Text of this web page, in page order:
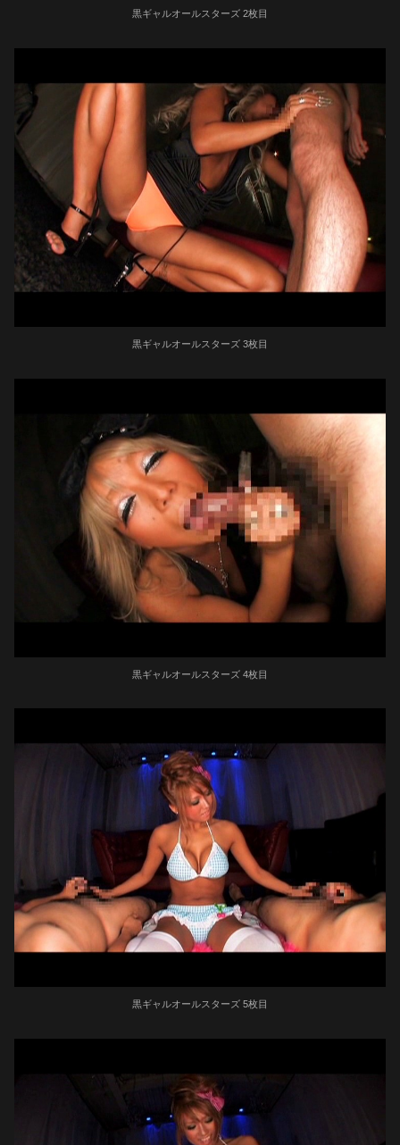
黒ギャルオールスターズ 2枚目
黒ギャルオールスターズ 3枚目
黒ギャルオールスターズ 4枚目
黒ギャルオールスターズ 5枚目